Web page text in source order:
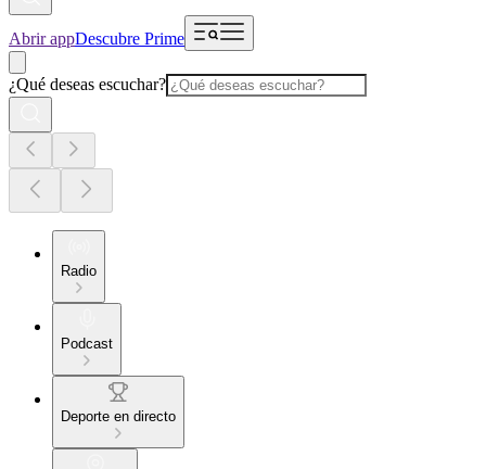
Abrir appDescubre Prime
¿Qué deseas escuchar?
Radio
Podcast
Deporte en directo